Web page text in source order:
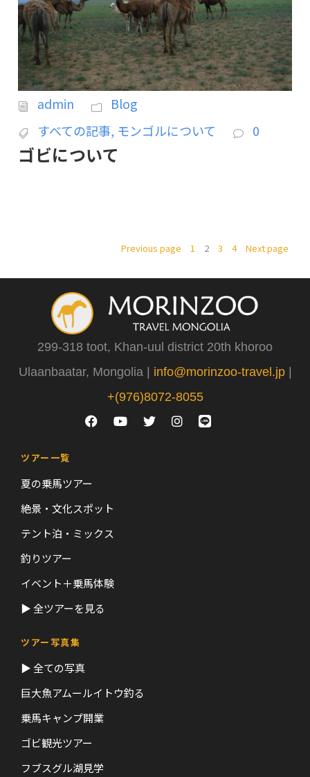
admin
Blog
すべての記事, モンゴルについて 0
ゴビについて
Previous page 1 2 3 4 Next page
299-318 toot, Khan-uul district 20th khoroo
Ulaanbaatar, Mongolia | info@morinzoo-travel.jp|
+(976)8072-8055
ツアー一覧
夏の乗馬ツアー
絶景・文化スポット
テント泊・ミックス
釣りツアー
イベント＋乗馬体験
▶ 全ツアーを見る
ツアー写真集
▶ 全ての写真
巨大魚アムールイトウ釣る
乗馬キャンプ開業
ゴビ観光ツアー
フブスグル湖見学